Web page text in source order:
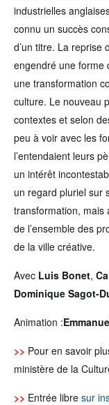
industrielles
connu un succès
d’un titre. La reprise
engendré une forme
une transformation
culture. Le nouveau
contextes et selon
peu à voir avec les
l’entendaient leurs
un intérêt
un regard pluriel sur
transformation, mais
de l’ensemble des
de la ville créative.
Avec Luis Bonet,
Dominique Sagot-
Animation :
>> Pour en savoir
ministère de la
>> Entrée libre sur